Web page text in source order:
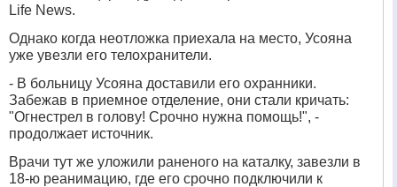
Life News.
Однако когда неотложка приехала на место, Усояна
уже увезли его телохранители.
- В больницу Усояна доставили его охранники.
Забежав в приемное отделение, они стали кричать:
"Огнестрел в голову! Срочно нужна помощь!", -
продолжает источник.
Врачи тут же уложили раненого на каталку, завезли в
18-ю реанимацию, где его срочно подключили к